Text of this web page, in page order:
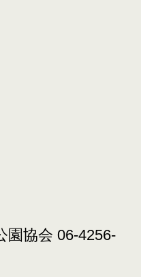
園協会 06-4256-